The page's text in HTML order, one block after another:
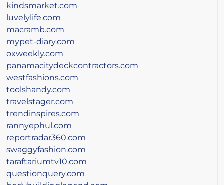
kindsmarket.com
luvelylife.com
macramb.com
mypet-diary.com
oxweekly.com
panamacitydeckcontractors.com
westfashions.com
toolshandy.com
travelstager.com
trendinspires.com
rannyephul.com
reportradar360.com
swaggyfashion.com
taraftariumtv10.com
questionquery.com